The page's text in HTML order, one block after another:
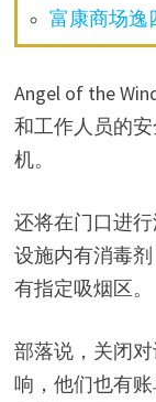
富康商场逸
Angel of the
和工作人员的
机。
还将在门口进
设施内有消毒
有指定吸烟区。
部落说，关闭
响，他们也有